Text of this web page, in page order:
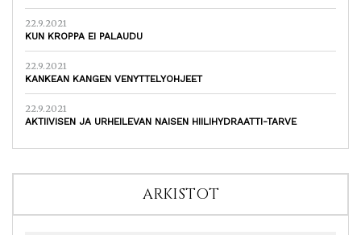
22.9.2021
KUN KROPPA EI PALAUDU
22.9.2021
KANKEAN KANGEN VENYTTELYOHJEET
22.9.2021
AKTIIVISEN JA URHEILEVAN NAISEN HIILIHYDRAATTI-TARVE
ARKISTOT